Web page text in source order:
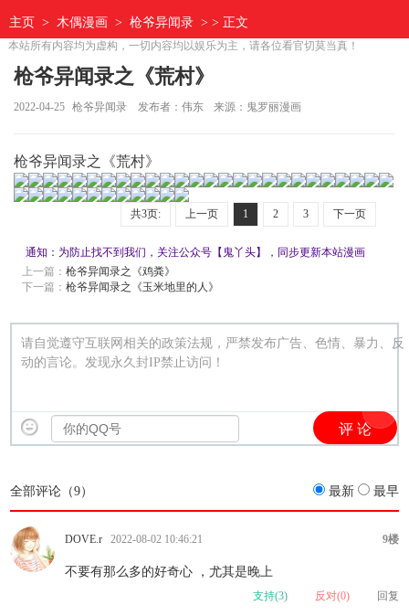
主页 > 木偶漫画 > 枪爷异闻录 > > 正文
本站所有内容均为虚构，一切内容均以娱乐为主，请各位看官切莫当真！
枪爷异闻录之《荒村》
2022-04-25 枪爷异闻录 发布者：伟东 来源：鬼罗丽漫画
枪爷异闻录之《荒村》
共3页: 上一页 1 2 3 下一页
通知：为防止找不到我们，关注公众号【鬼丫头】，同步更新本站漫画
上一篇： 枪爷异闻录之《鸡粪》
下一篇： 枪爷异闻录之《玉米地里的人》
请自觉遵守互联网相关的政策法规，严禁发布广告、色情、暴力、反
动的言论。发现永久封IP禁止访问！
全部评论（9） 最新 最早
9楼
DOVE.r 2022-08-02 10:46:21
不要有那么多的好奇心 ，尤其是晚上
支持(3) 反对(0) 回复